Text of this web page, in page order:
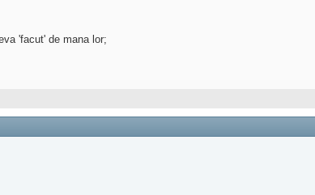
'facut' de mana lor;